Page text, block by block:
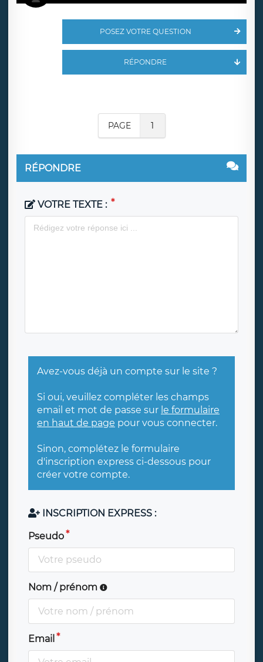
POSEZ VOTRE QUESTION
RÉPONDRE
PAGE 1
RÉPONDRE
VOTRE TEXTE :
Avez-vous déjà un compte sur le site ?
Si oui, veuillez compléter les champs
email et mot de passe sur le formulaire
en haut de page pour vous connecter.
Sinon, complétez le formulaire
d'inscription express ci-dessous pour
créer votre compte.
INSCRIPTION EXPRESS :
Pseudo
Nom / prénom
Email